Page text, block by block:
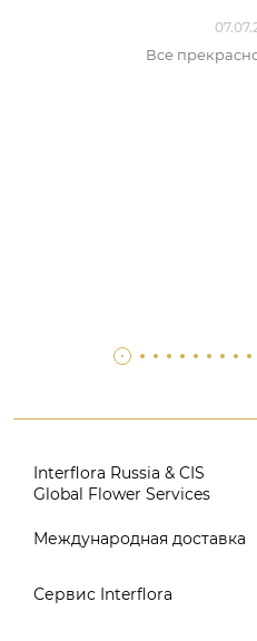
Все
Interflora Russia & CIS
Global Flower Services
Версия для печати
Поиск
Международная доставка
Россия
Сервис Interflora